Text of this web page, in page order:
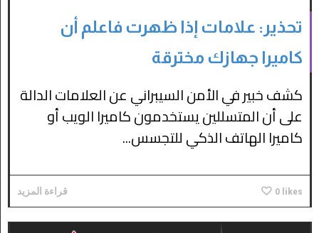
تحذير: علامات إذا ظهرت فاعلم أن
كاميرا جهازك مخترقة
كشف خبير في الأمن السيبراني عن العلامات الدالة
على أن المتسللين يستخدمون كاميرا الويب أو
كاميرا الهاتف الذكي للتجسس...
0 likes قراءة المزيد